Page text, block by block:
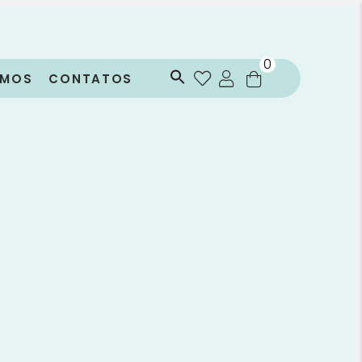
CONTATOS
0